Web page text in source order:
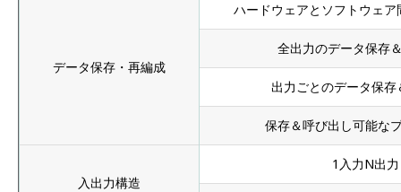
データ保存・再編成
ハードウェアとソフトウェ
全出力のデータ保存
出力ごとのデータ保存
保存＆呼び出し可能な
入出力構造
1入力N出力